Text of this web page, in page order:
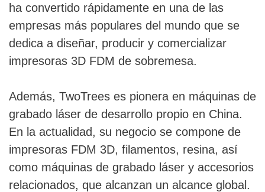
ha convertido rápidamente en una de las
empresas más populares del mundo que se
dedica a diseñar, producir y comercializar
impresoras 3D FDM de sobremesa.
Además, TwoTrees es pionera en máquinas de
grabado láser de desarrollo propio en China.
En la actualidad, su negocio se compone de
impresoras FDM 3D, filamentos, resina, así
como máquinas de grabado láser y accesorios
relacionados, que alcanzan un alcance global.